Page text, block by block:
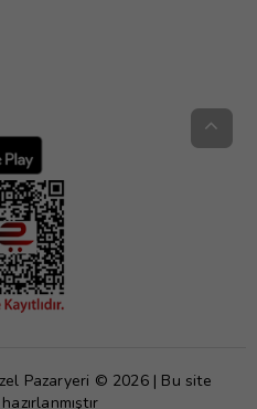
Pazaryeri © 2026 | Bu site